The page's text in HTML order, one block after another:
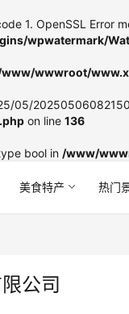
1. OpenSSL Error
wpwatermark/
wwwroot/
05/
on line 136
bool in /www/
美食特产 热门
公司